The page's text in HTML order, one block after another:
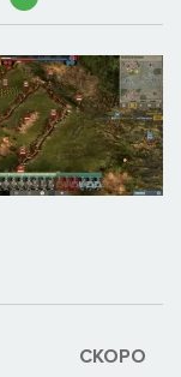
СКОРО